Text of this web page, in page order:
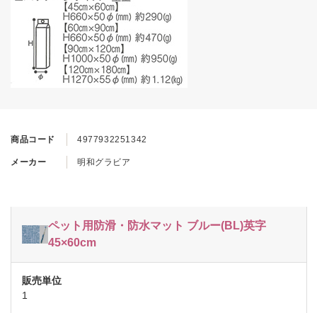
商品コード 4977932251342
メーカー 明和グラビア
ペット用防滑・防水マット ブルー(BL)英字
45×60cm
1